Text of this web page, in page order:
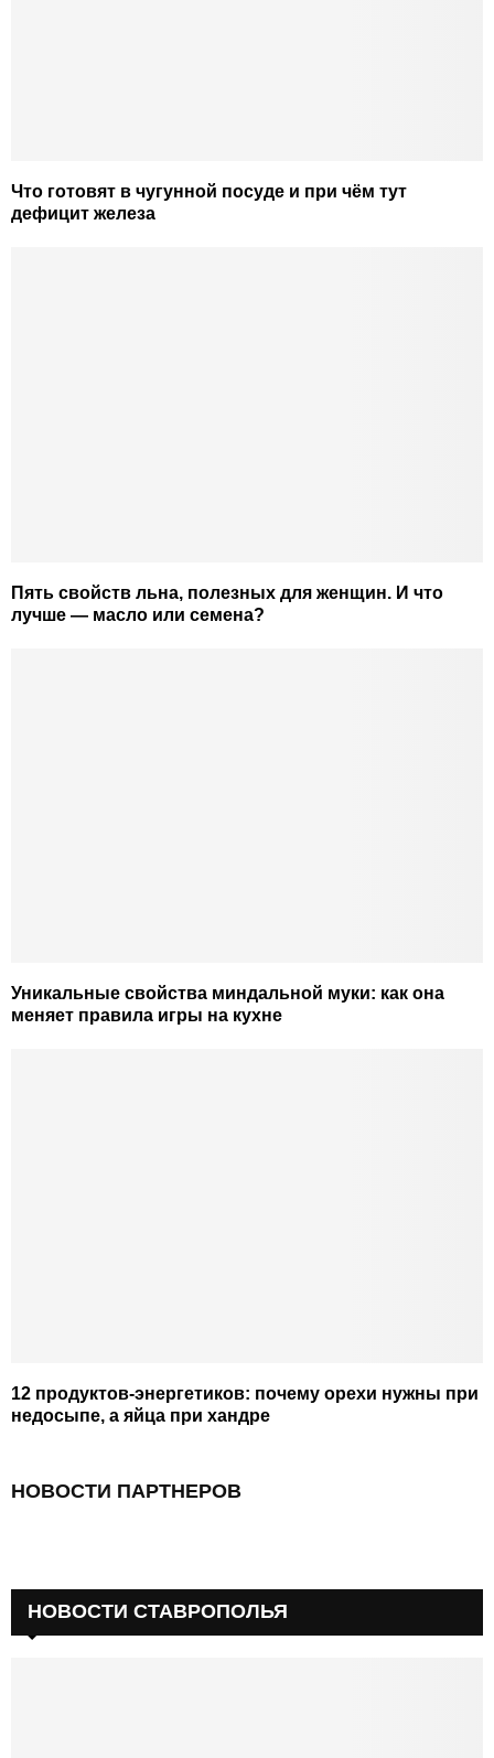
Что готовят в чугунной посуде и при чём тут
дефицит железа
Пять свойств льна, полезных для женщин. И что
лучше — масло или семена?
Уникальные свойства миндальной муки: как она
меняет правила игры на кухне
12 продуктов-энергетиков: почему орехи нужны при
недосыпе, а яйца при хандре
НОВОСТИ ПАРТНЕРОВ
НОВОСТИ СТАВРОПОЛЬЯ